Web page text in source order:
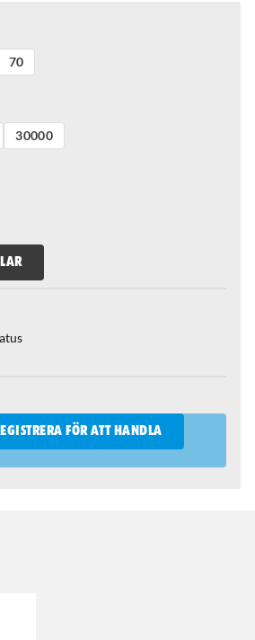
70
30000
FÖR ATT HANDLA